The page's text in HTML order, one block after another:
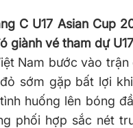
C U17 Asian Cup
giành vé tham dự
Nam bước vào
sớm gặp bất lợi
huống lên bóng
phối hợp sắc nét